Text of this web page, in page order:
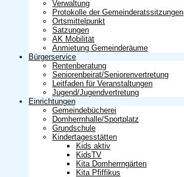
Verwaltung
Protokolle der Gemeinderatssitzungen
Ortsmittelpunkt
Satzungen
AK Mobilität
Anmietung Gemeinderäume
Bürgerservice
Rentenberatung
Seniorenbeirat/Seniorenvertretung
Leitfaden für Veranstaltungen
Jugend/Jugendvertretung
Einrichtungen
Gemeindebücherei
Domherrnhalle/Sportplatz
Grundschule
Kindertagesstätten
Kids aktiv
KidsTV
Kita Domherrngärten
Kita Pfiffikus